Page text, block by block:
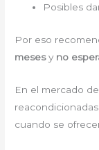
Posibles
Por eso
mesesy no
En el mercado
cuando se